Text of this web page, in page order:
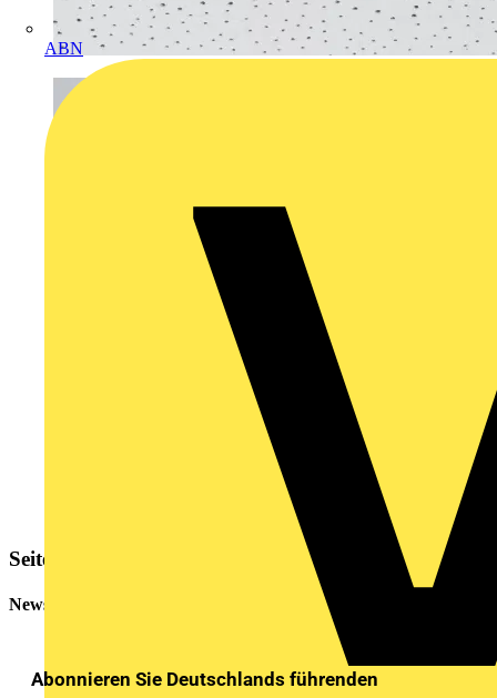
ABN
Seitenleiste
Newsletter
Abonnieren Sie Deutschlands führenden